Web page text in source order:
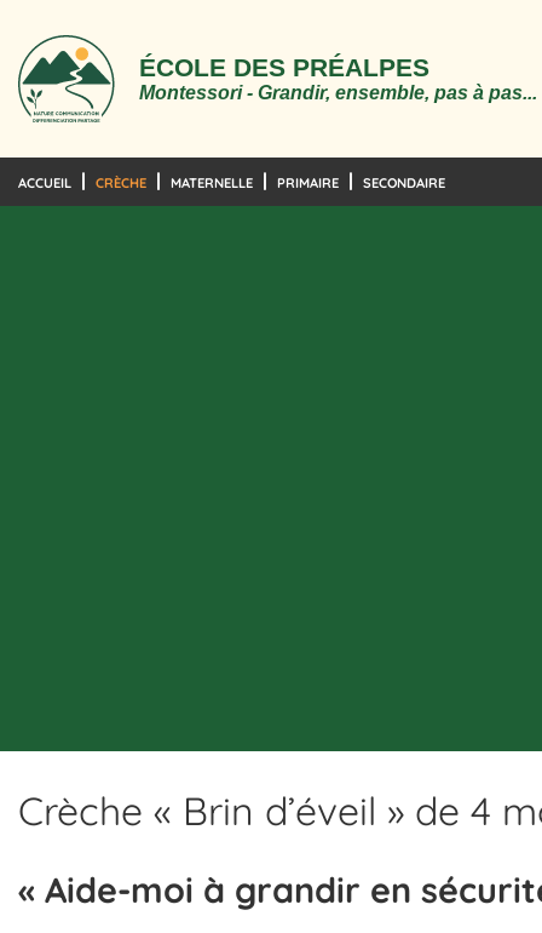
ÉCOLE DES PRÉALPES
Montessori - Grandir, ensemble, pas à pas...
ACCUEIL CRÈCHE MATERNELLE PRIMAIRE SECONDAIRE
Crèche « Brin d’éveil » de 4
« Aide-moi à grandir en